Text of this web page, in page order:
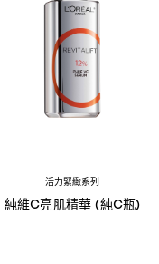
活力緊緻系列
純維C亮肌精華 (純C瓶)